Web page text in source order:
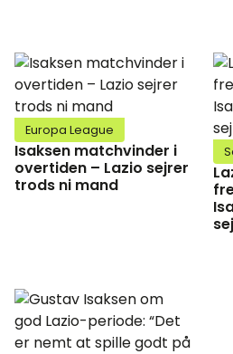
Europa League
Isaksen matchvinder i
overtiden – Lazio sejrer
trods ni mand